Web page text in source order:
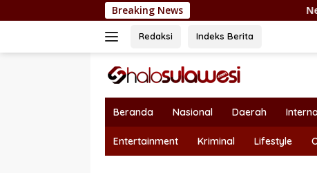
ke
Breaking News Nepotisme Kembali
Redaksi Indeks Berita
Beranda Nasional Daerah
Entertainment Kriminal Lifestyle